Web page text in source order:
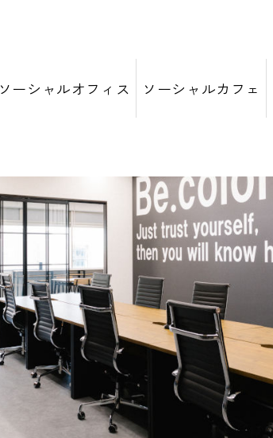
ソーシャルオフィス ソーシャルカフェ